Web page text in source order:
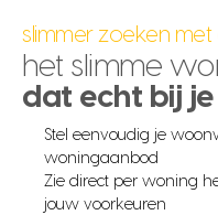
slimmer zoeken
het slimme
dat echt bij
Stel eenvoudig je
woningaanbod
Zie direct per woning
jouw voorkeuren